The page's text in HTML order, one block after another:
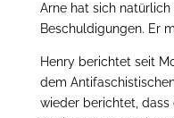
Arne hat sich
Beschuldigungen. Er
Henry berichtet seit
dem
wieder berichtet, dass